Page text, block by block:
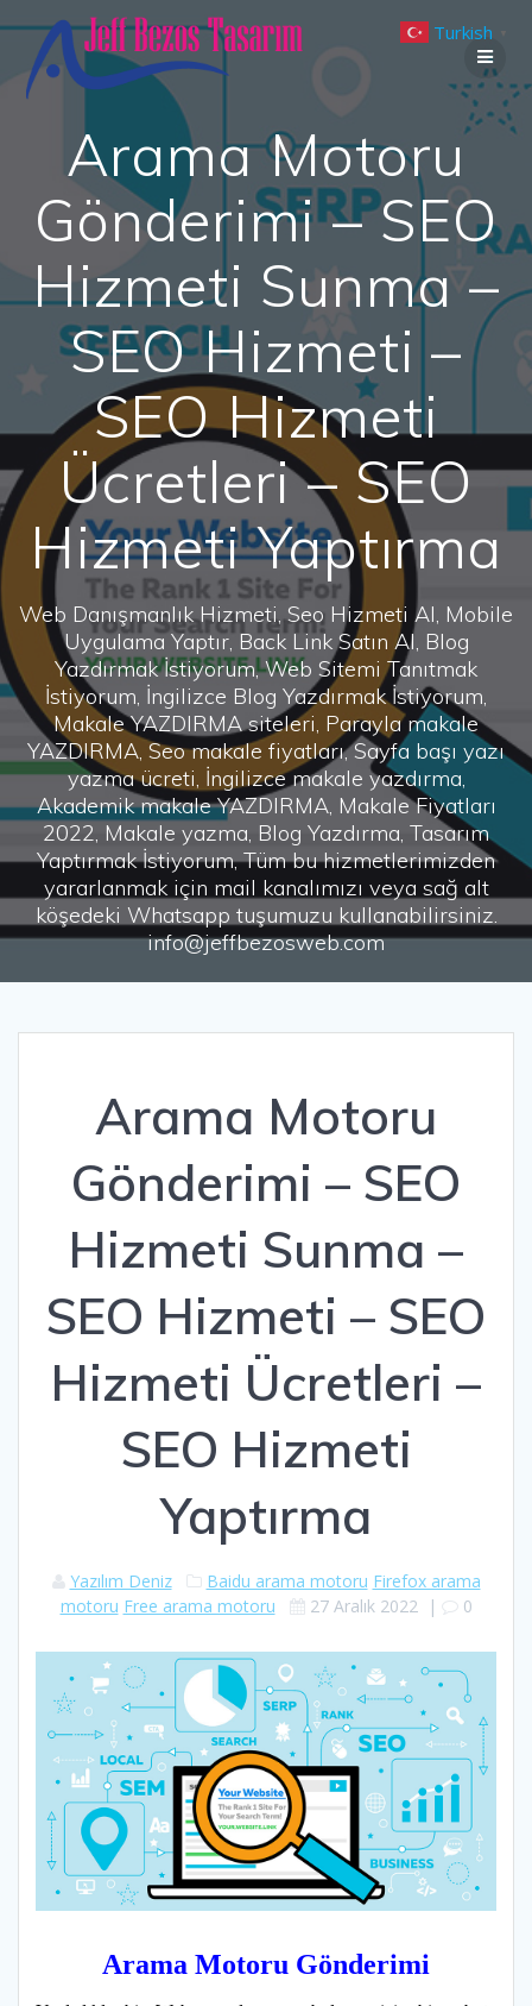
to
Arama Motoru
Gönderimi – SEO
Hizmeti Sunma –
SEO Hizmeti –
SEO Hizmeti
Ücretleri – SEO
Hizmeti Yaptırma
Web Danışmanlık Hizmeti, Seo Hizmeti Al, Mobile
Uygulama Yaptır, Back Link Satın Al, Blog
Yazdırmak İstiyorum, Web Sitemi Tanıtmak
İstiyorum, İngilizce Blog Yazdırmak İstiyorum,
Makale YAZDIRMA siteleri, Parayla makale
YAZDIRMA, Seo makale fiyatları, Sayfa başı yazı
yazma ücreti, İngilizce makale yazdırma,
Akademik makale YAZDIRMA, Makale Fiyatları
2022, Makale yazma, Blog Yazdırma, Tasarım
Yaptırmak İstiyorum, Tüm bu hizmetlerimizden
yararlanmak için mail kanalımızı veya sağ alt
köşedeki Whatsapp tuşumuzu kullanabilirsiniz.
info@jeffbezosweb.com
Arama Motoru
Gönderimi – SEO
Hizmeti Sunma –
SEO Hizmeti – SEO
Hizmeti Ücretleri –
SEO Hizmeti
Yaptırma
Yazılım Deniz Baidu arama motoru Firefox arama
motoru Free arama motoru 27 Aralık 2022| 0
Arama Motoru Gönderimi
Turkish ▼